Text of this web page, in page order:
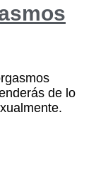
de lo